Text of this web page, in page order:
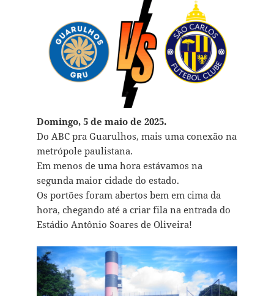
Domingo, 5 de maio de 2025.
Do ABC pra Guarulhos, mais uma conexão na
metrópole paulistana.
Em menos de uma hora estávamos na
segunda maior cidade do estado.
Os portões foram abertos bem em cima da
hora, chegando até a criar fila na entrada do
Estádio Antônio Soares de Oliveira!